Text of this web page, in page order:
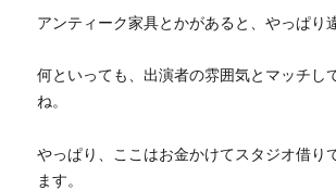
アンティーク家具とかがあると、やっぱり
何といっても、出演者の雰囲気とマッチし
ね。
やっぱり、ここはお金かけてスタジオ借り
ます。